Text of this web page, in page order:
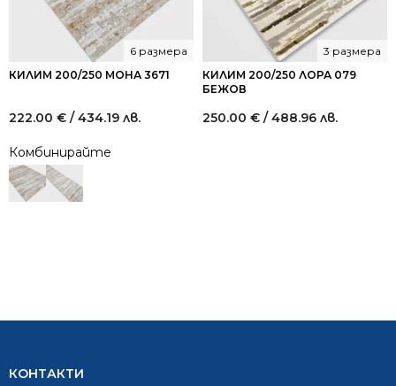
КИЛИМ 200/250 МОНА 3671
6 размера
222.00 € / 434.19 лв.
Комбинирайте
КИЛИМ 200/250 ЛОРА 079
БЕЖОВ
3 размера
250.00 € / 488.96 лв.
КОНТАКТИ